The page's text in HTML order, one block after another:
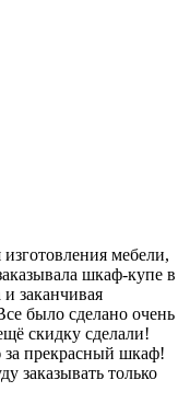
мебели,
шкаф-купе в
заканчивая
было сделано очень
скидку сделали!
за прекрасный шкаф!
заказывать только